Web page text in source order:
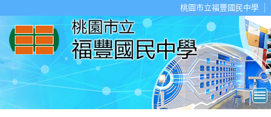
桃園市立福豐國民中學